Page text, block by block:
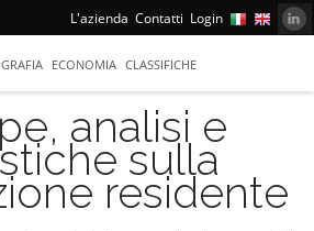
L'azienda Contatti Login
ECONOMIA CLASSIFICHE
analisi e
sulla
residente